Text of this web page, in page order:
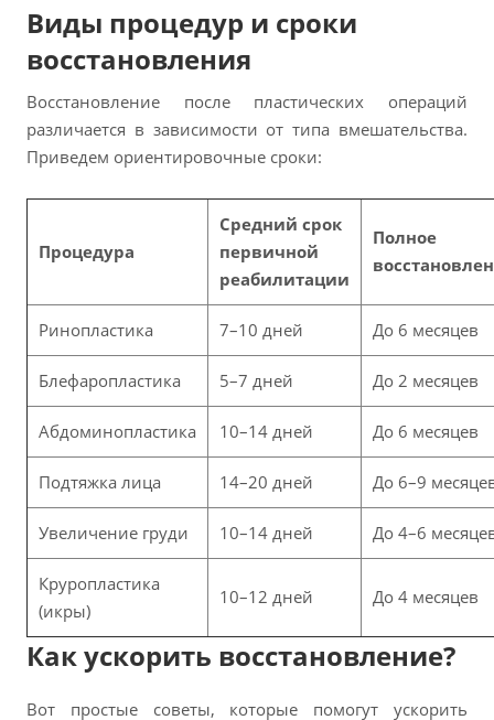
Виды процедур и сроки
восстановления
Восстановление после пластических операций
различается в зависимости от типа вмешательства.
Приведем ориентировочные сроки:
Процедура
Средний срок
первичной
реабилитации
Полное
Ринопластика 7–10 дней До 6 месяцев
Блефаропластика 5–7 дней До 2 месяцев
Абдоминопластика 10–14 дней До 6 месяцев
Подтяжка лица 14–20 дней До 6–9
Увеличение груди 10–14 дней До 4–6
Круропластика
(икры)
10–12 дней До 4 месяцев
Как ускорить восстановление?
Вот простые советы, которые помогут ускорить